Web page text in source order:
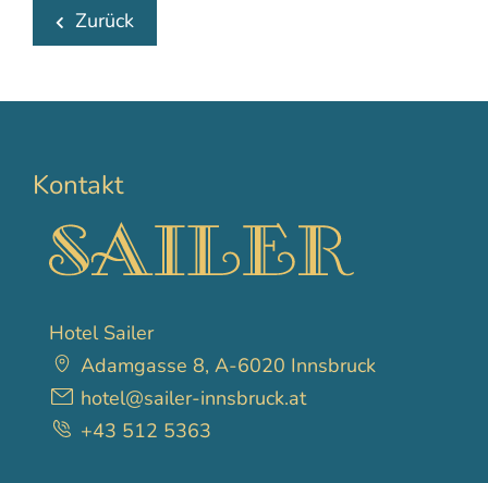
Zurück
Kontakt
Hotel Sailer
Adamgasse 8, A-6020 Innsbruck
hotel@sailer-innsbruck.at
+43 512 5363